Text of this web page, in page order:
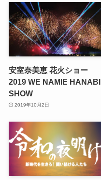
安室奈美恵 花火ショー
2019 WE NAMIE HANABI
SHOW
2019年10月2日